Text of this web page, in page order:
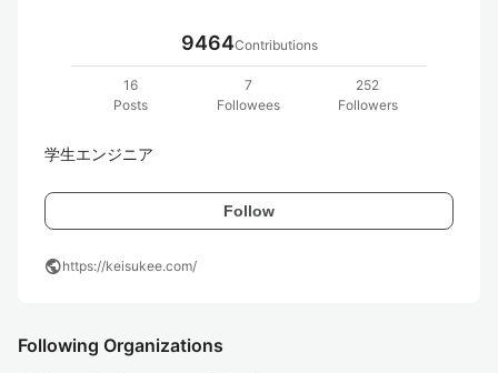
9464Contributions
16
Posts
7
Followees
252
Followers
学生エンジニア
Follow
publichttps://keisukee.com/
Following Organizations